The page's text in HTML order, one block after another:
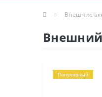
Внешние
Внешний
Популярный